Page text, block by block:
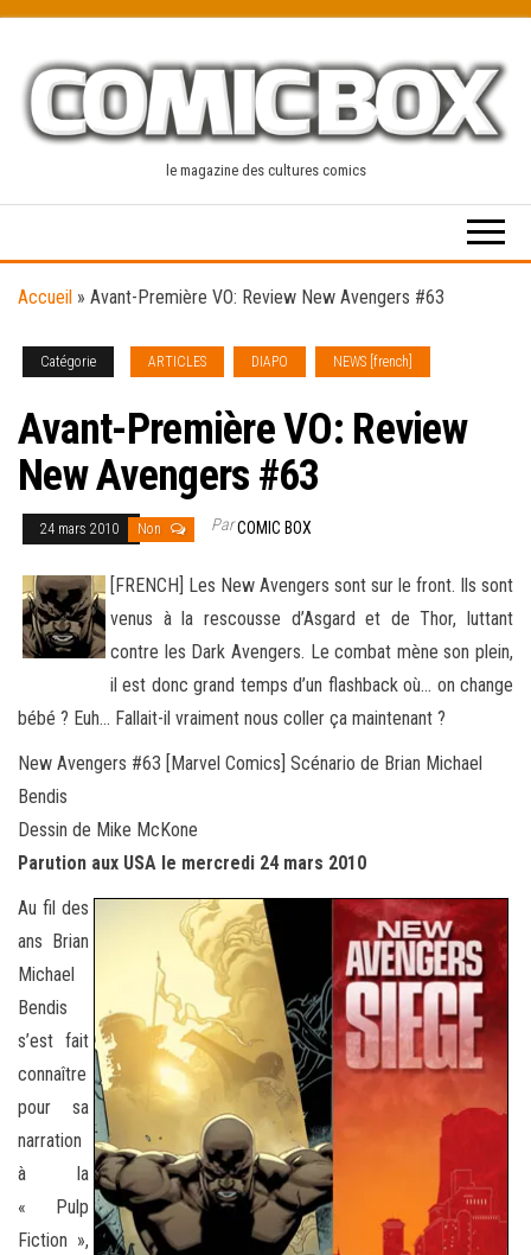
content
le magazine des cultures comics
Accueil » Avant-Première VO: Review New Avengers #63
Catégorie ARTICLES DIAPO NEWS [french]
Avant-Première VO: Review
New Avengers #63
24 mars 2010 Non ParCOMIC BOX
[FRENCH] Les New Avengers sont sur le front. Ils sont
venus à la rescousse d’Asgard et de Thor, luttant
contre les Dark Avengers. Le combat mène son plein,
il est donc grand temps d’un flashback où… on change
bébé ? Euh… Fallait-il vraiment nous coller ça maintenant ?
New Avengers #63 [Marvel Comics] Scénario de Brian Michael
Bendis
Dessin de Mike McKone
Parution aux USA le mercredi 24 mars 2010
Au fil des
ans Brian
Michael
Bendis
s’est fait
connaître
pour sa
narration
à la
« Pulp
Fiction »,